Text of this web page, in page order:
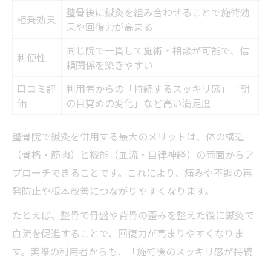
相乗効果
整骨後に鍼灸を組み合わせることで施術効
果や回復力が高まる
利便性
同じ院で一貫して施術・相談が可能で、信
頼関係を築きやすい
口コミ評
価
利用者からの「持続するスッキリ感」「朝
の目覚めの変化」など高い満足度
整骨院で鍼灸を併用する最大のメリットは、体の構造
（骨格・筋肉）と機能（血流・自律神経）の両面からア
プローチできることです。これにより、痛みや不調の再
発防止や根本改善につながりやすくなります。
たとえば、整骨で骨盤や背骨の歪みを整えた後に鍼灸で
血流を促進することで、回復力が高まりやすくなりま
す。実際の利用者からも、「施術後のスッキリ感が持続